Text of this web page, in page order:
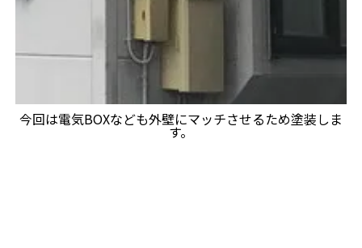
今回は電気BOXなども外壁にマッチさせるため塗装しま
す。